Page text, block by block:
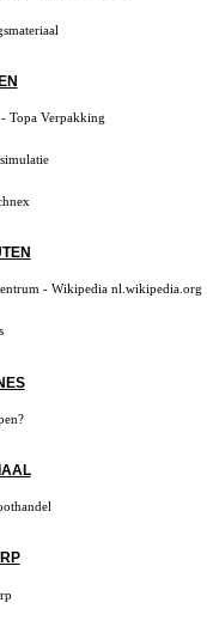
Topa Verpakking
- Wikipedia nl.wikipedia.org